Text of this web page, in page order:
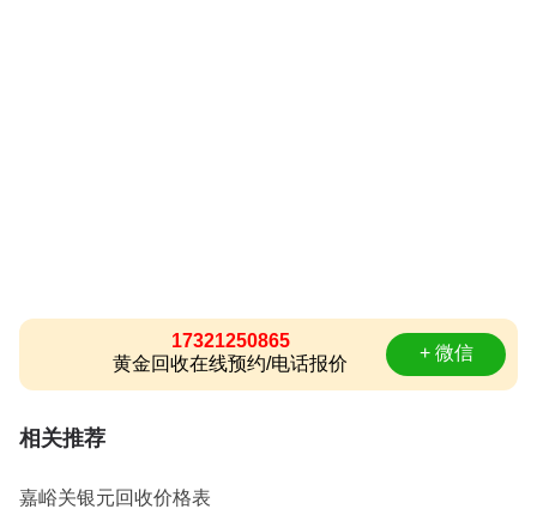
17321250865
黄金回收在线预约/电话报价
+ 微信
相关推荐
嘉峪关银元回收价格表